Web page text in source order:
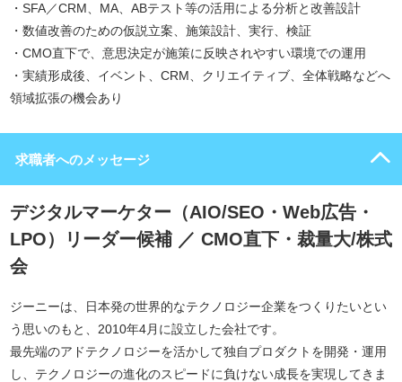
・SFA／CRM、MA、ABテスト等の活用による分析と改善設計
・数値改善のための仮説立案、施策設計、実行、検証
・CMO直下で、意思決定が施策に反映されやすい環境での運用
・実績形成後、イベント、CRM、クリエイティブ、全体戦略などへ
領域拡張の機会あり
求職者へのメッセージ
デジタルマーケター（AIO/SEO・Web広告・
LPO）リーダー候補 ／ CMO直下・裁量大/株式
会
ジーニーは、日本発の世界的なテクノロジー企業をつくりたいとい
う思いのもと、2010年4月に設立した会社です。
最先端のアドテクノロジーを活かして独自プロダクトを開発・運用
し、テクノロジーの進化のスピードに負けない成長を実現してきま